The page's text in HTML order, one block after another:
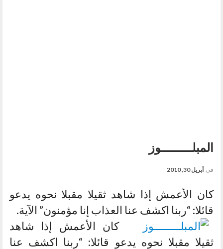
المبلـــــــــوز
في أبريل 30, 2010
كان الأعمش إذا شاهد ثقيلا مقبلا نحوه يدعو
قائلا: “ربنا اكشف عنا العذاب إنا مؤمنون” الآية.
كان الأعمش إذا شاهد
ثقيلا مقبلا نحوه يدعو قائلا: “ربنا اكشف عنا